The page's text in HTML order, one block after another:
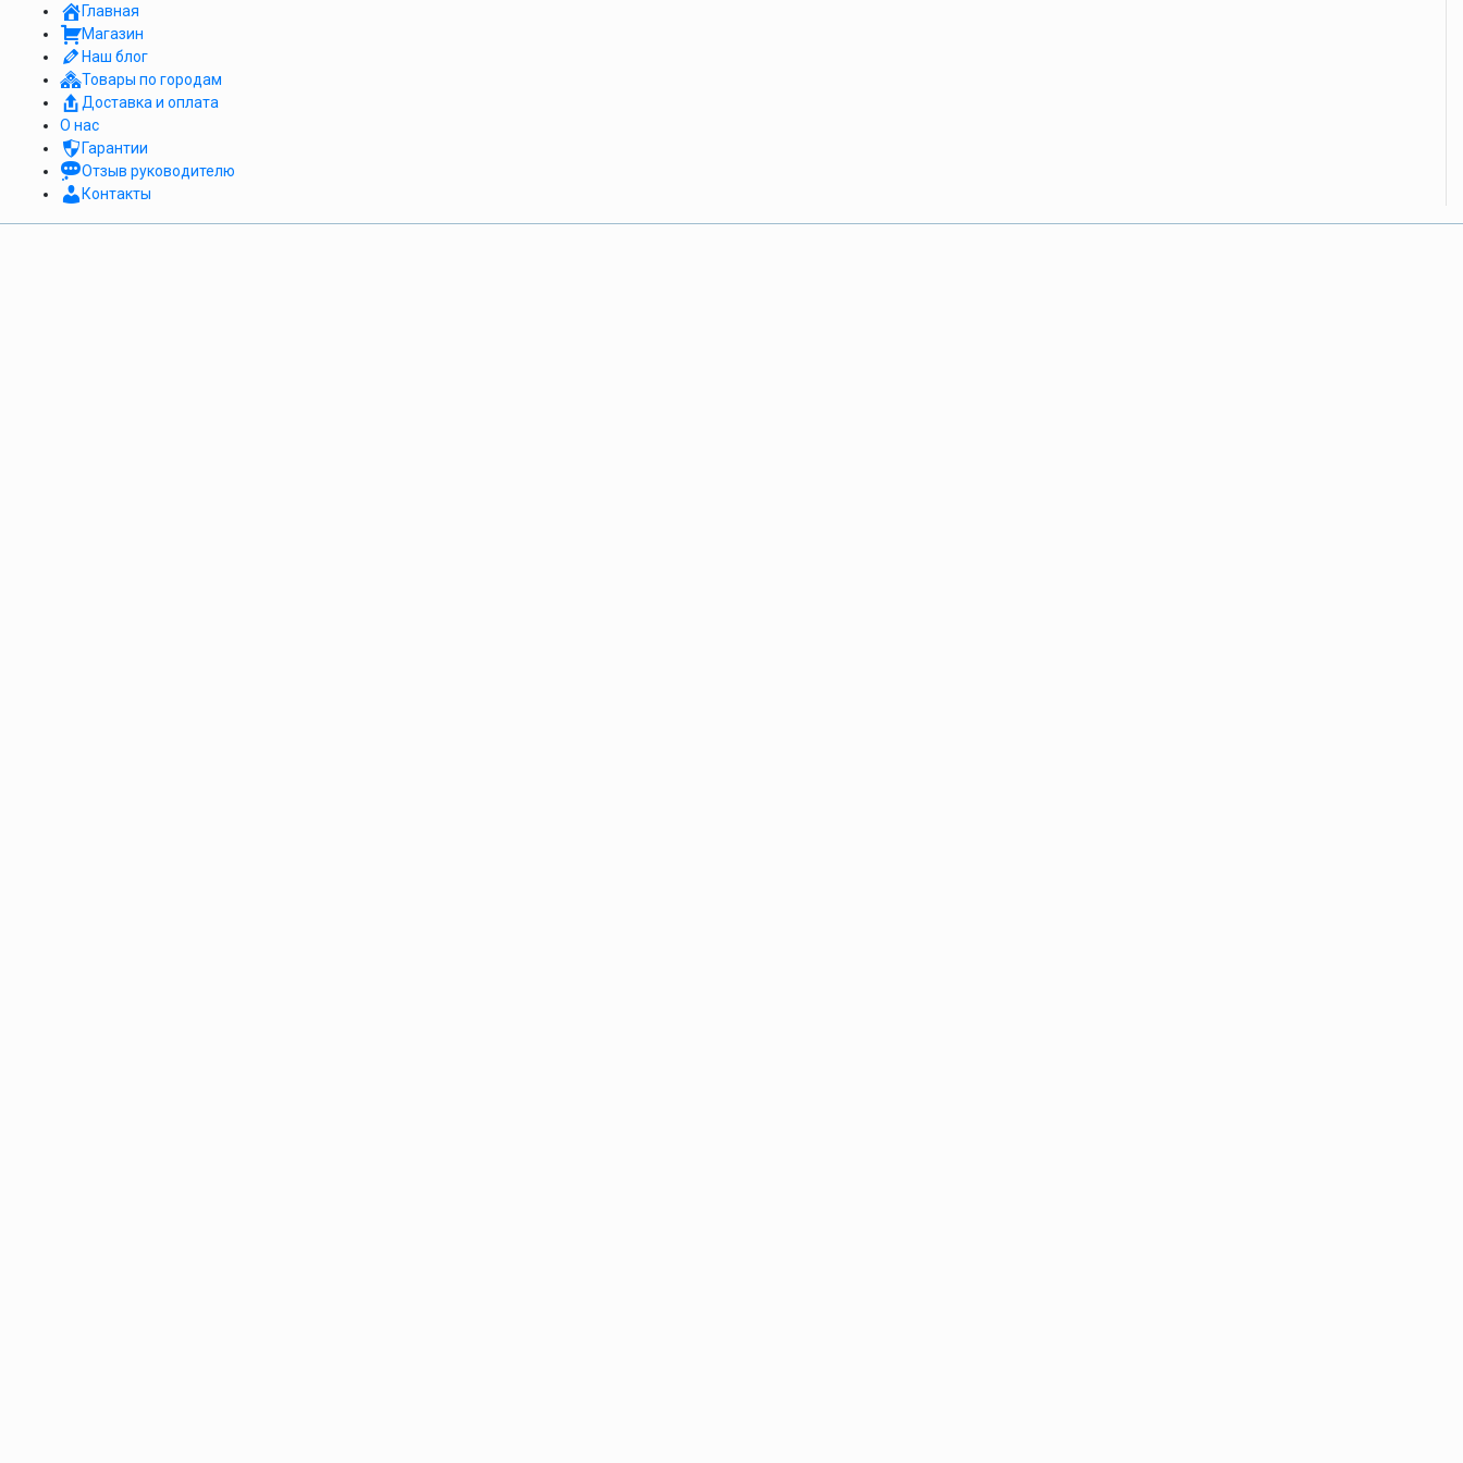
Главная
Магазин
Наш блог
Товары по городам
Доставка и оплата
О нас
Гарантии
Отзыв руководителю
Контакты